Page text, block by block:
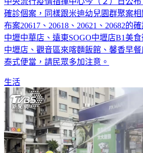
確診個案，同樣跟米迪幼兒園群聚案
布案20617、20618、20621、20682的
中壢中華店、遠東SOGO中壢店B1美
中壢店、觀音區來喀麵飯館、馨香早
泰式便當，請民眾多加注意。
生活